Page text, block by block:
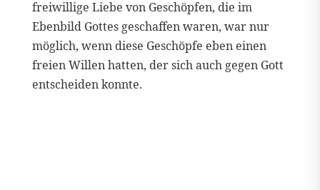
freiwillige Liebe von Geschöpfen, die im
Ebenbild Gottes geschaffen waren, war nur
möglich, wenn diese Geschöpfe eben einen
freien Willen hatten, der sich auch gegen Gott
entscheiden konnte.